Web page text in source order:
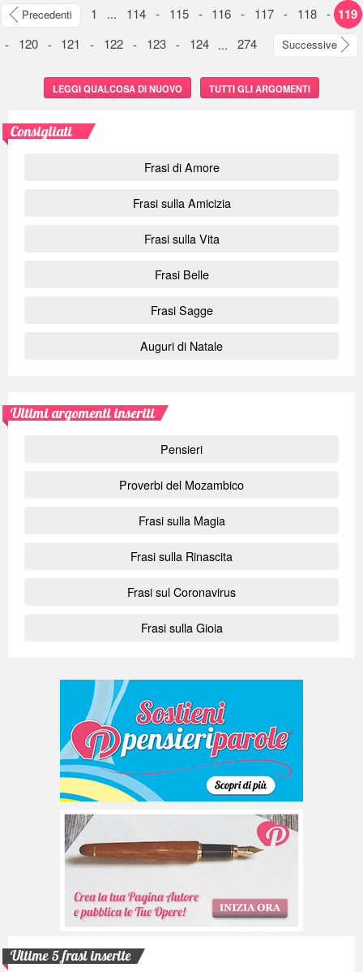
Precedenti 1 ... 114 - 115 - 116 - 117 - 118 - 119
- 120 - 121 - 122 - 123 - 124 ... 274 Successive
LEGGI QUALCOSA DI NUOVO TUTTI GLI ARGOMENTI
Consigliati
Frasi di Amore
Frasi sulla Amicizia
Frasi sulla Vita
Frasi Belle
Frasi Sagge
Auguri di Natale
Ultimi argomenti inseriti
Pensieri
Proverbi del Mozambico
Frasi sulla Magia
Frasi sulla Rinascita
Frasi sul Coronavirus
Frasi sulla Gioia
Ultime 5 frasi inserite